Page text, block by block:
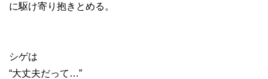
に駆け寄り抱きとめる。
シゲは
“大丈夫だって…”